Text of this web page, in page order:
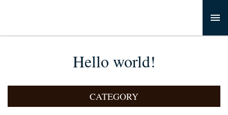
Hello world!
CATEGORY